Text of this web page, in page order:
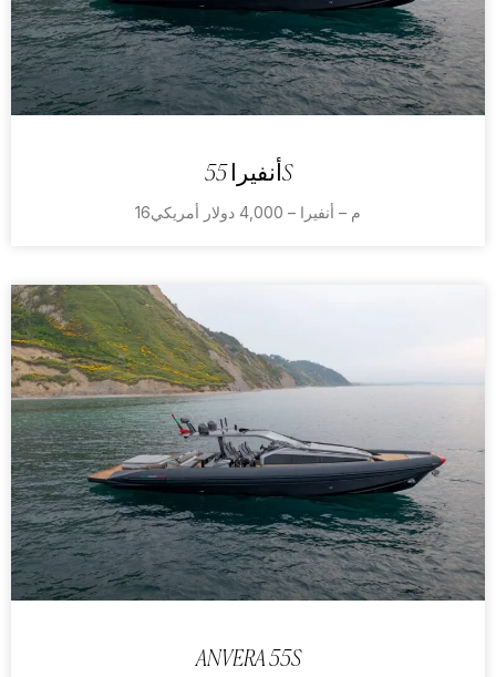
أنفيرا 55S
16م – أنفيرا – 4,000 دولار أمريكي
ANVERA 55S